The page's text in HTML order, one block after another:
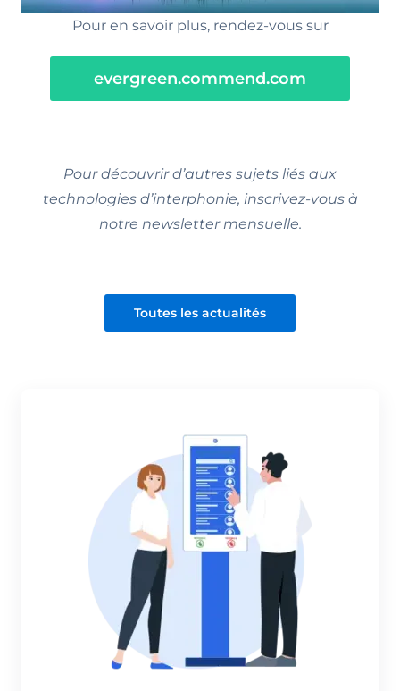
Pour en savoir plus, rendez-vous sur
evergreen.commend.com
Pour découvrir d’autres sujets liés aux
technologies d’interphonie, inscrivez-vous à
notre newsletter mensuelle.
Toutes les actualités